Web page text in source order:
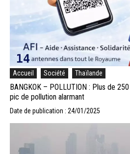
Accueil Société Thaïlande
BANGKOK – POLLUTION : Plus de
pic de pollution alarmant
Date de publication : 24/01/2025